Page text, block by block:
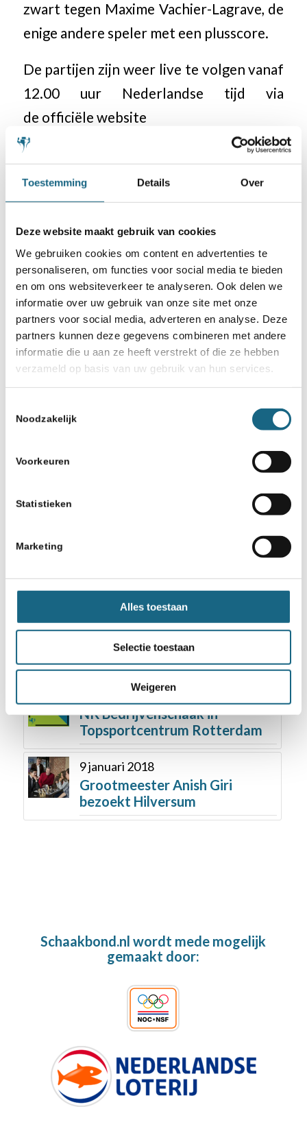
Toestemming Details Over
Deze website maakt gebruik van cookies
We gebruiken cookies om content en advertenties te
personaliseren, om functies voor social media te bieden
en om ons websiteverkeer te analyseren. Ook delen we
informatie over uw gebruik van onze site met onze
partners voor social media, adverteren en analyse. Deze
partners kunnen deze gegevens combineren met andere
informatie die u aan ze heeft verstrekt of die ze hebben
verzameld op basis van uw gebruik van hun services.
Noodzakelijk
Voorkeuren
Statistieken
Marketing
Alles toestaan
Selectie toestaan
Weigeren
zwart tegen Maxime Vachier-Lagrave, de
enige andere speler met een plusscore.
De partijen zijn weer live te volgen vanaf
12.00 uur Nederlandse tijd via
de officiële website
Categorie
Volwassenen
Deel dit stuk
Misschien ook iets voor u
Almere met 466 deelnemers
25 juni 2018
Gachatur winnaar hoogste
groep Chessity Nationale
Pupillendag 2018 in Meppel
18 september 2019
NK Bedrijvenschaak in
Topsportcentrum Rotterdam
9 januari 2018
Grootmeester Anish Giri
bezoekt Hilversum
Schaakbond.nl wordt mede mogelijk
gemaakt door: